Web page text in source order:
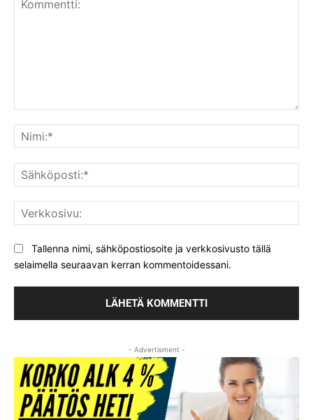
Tallenna nimi, sähköpostiosoite ja verkkosivusto tällä
selaimella seuraavan kerran kommentoidessani.
- Advertisment -